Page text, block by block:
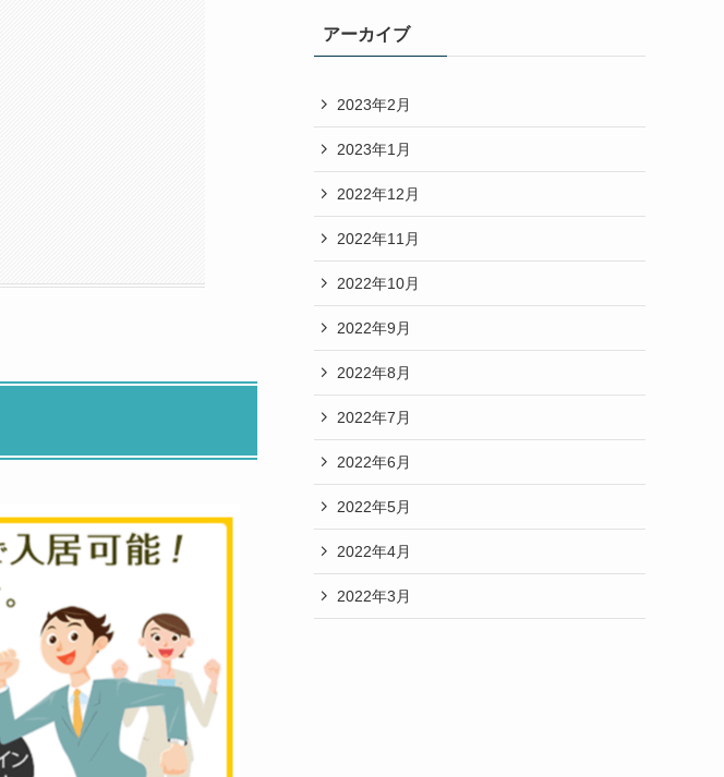
アーカイブ
2023年2月
2023年1月
2022年12月
2022年11月
2022年10月
2022年9月
2022年8月
2022年7月
2022年6月
2022年5月
2022年4月
2022年3月